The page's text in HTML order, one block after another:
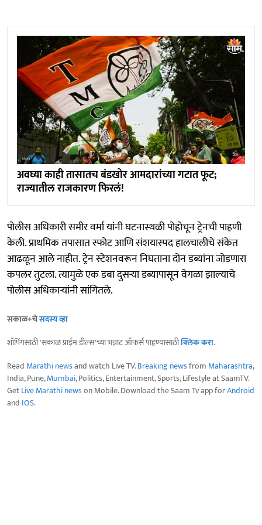
अवघ्या काही तासातच बंडखोर आमदारांच्या गटात फूट;
राज्यातील राजकारण फिरलं!
पोलीस अधिकारी समीर वर्मा यांनी घटनास्थळी पोहोचून ट्रेनची पाहणी
केली. प्राथमिक तपासात स्फोट आणि संशयास्पद हालचालीचे संकेत
आढळून आले नाहीत. ट्रेन स्टेशनवरून निघताना दोन डब्यांना जोडणारा
कपलर तुटला. त्यामुळे एक डबा दुसर्‍या डब्यापासून वेगळा झाल्याचे
पोलीस अधिकाऱ्यांनी सांगितले.
सकाळ+चेसदस्य व्हा
शॉपिंगसाठी 'सकाळ प्राईम डील्स'च्या भन्नाट ऑफर्स पाहण्यासाठीक्लिक करा.
Read Marathi newsand watch Live TV.Breaking newsfrom Maharashtra,
India, Pune,Mumbai, Politics, Entertainment, Sports, Lifestyle at SaamTV.
GetLive Marathi newson Mobile. Download the Saam Tv app forAndroid
and IOS.